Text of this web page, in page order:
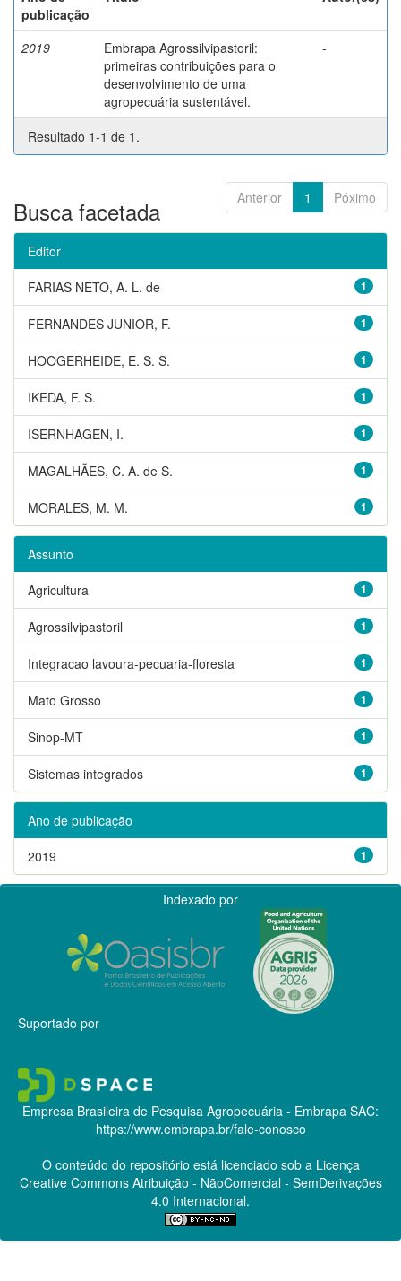
publicação
2019
Embrapa Agrossilvipastoril:
primeiras contribuições para o
desenvolvimento de uma
agropecuária sustentável.
-
Resultado 1-1 de 1.
Anterior 1 Póximo
Busca facetada
Editor
1
FARIAS NETO, A. L. de
1
FERNANDES JUNIOR, F.
1
HOOGERHEIDE, E. S. S.
1
IKEDA, F. S.
1
ISERNHAGEN, I.
1
MAGALHÃES, C. A. de S.
1
MORALES, M. M.
Assunto
1
Agricultura
1
Agrossilvipastoril
1
Integracao lavoura-pecuaria-floresta
1
Mato Grosso
1
Sinop-MT
1
Sistemas integrados
Ano de publicação
1
2019
Indexado por
Suportado por
Empresa Brasileira de Pesquisa Agropecuária - Embrapa SAC:
https://www.embrapa.br/fale-conosco
O conteúdo do repositório está licenciado sob a Licença
Creative CommonsAtribuição - NãoComercial - SemDerivações
4.0 Internacional.